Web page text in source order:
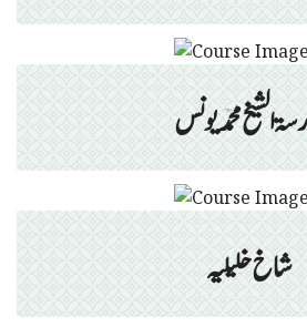
الشیخ محمد یونس
شاخ خلیلیہ